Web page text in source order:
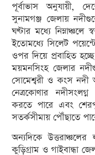
পূর্বাভাস অনুযায়ী,
সুনামগঞ্জ জেলায়
ঘণ্টার মধ্যে নিম্নাঞ্চলে
ইতোমধ্যে সিলেট
ওপর দিয়ে প্রবাহিত
ময়মনসিংহ জেলার
সোমেশ্বরী ও কংস নদী
নেত্রকোণার নদীসংলগ্ন
করতে পারে এবং
সতর্কসীমায় পৌঁছাতে
অন্যদিকে উত্তরাঞ্চলের
কুড়িগ্রাম ও গাইবান্ধা